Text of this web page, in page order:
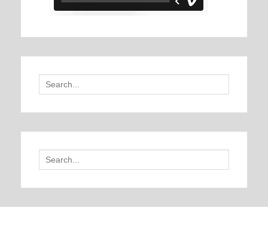
Search
for:
Search
for: